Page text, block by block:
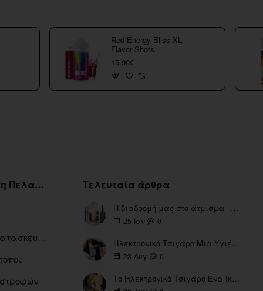
Red Energy Bliss XL
Flavor Shots
15,90€
Εξυπηρέτηση Πελατών
Ευρετήριο Κατασκευαστών
Τελευταία άρθρα
Η διαδρομή μας στο άτμισμα – Από τα πρώτα eGo έως τη σύγχρονη εποχή
25 Ιαν 0
Ηλεκτρονικό Τσιγάρο Μια Υγιέστερη Επιλογή
23 Αυγ 0
Το Ηλεκτρονικό Τσιγάρο Ένα Ικανό Εργαλείο για τη Διακοπή του Καπνίσματος